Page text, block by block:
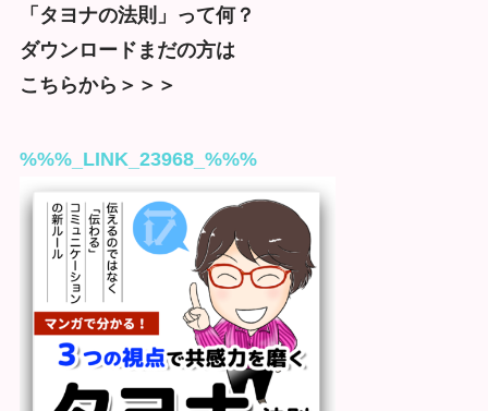
「タヨナの法則」って何？
ダウンロードまだの方は
こちらから＞＞＞
%%%_LINK_23968_%%%